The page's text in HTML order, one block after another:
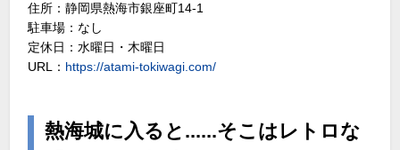
住所：静岡県熱海市銀座町14-1
駐車場：なし
定休日：水曜日・木曜日
URL： https://atami-tokiwagi.com/
熱海城に入ると......そこはレトロな